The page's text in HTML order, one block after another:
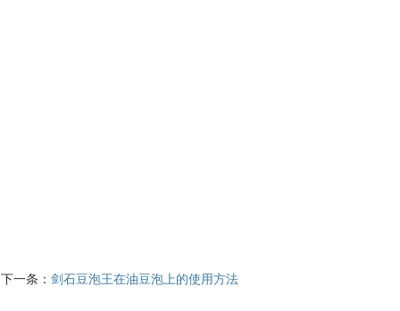
下一条：剑石豆泡王在油豆泡上的使用方法